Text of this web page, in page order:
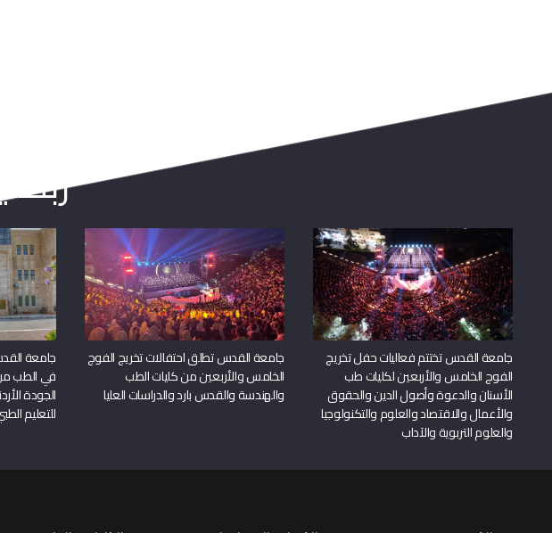
جامعة القدس تختتم فعاليات حفل تخريج
الفوج الخامس والأربعين لكليات طب
الأسنان والدعوة وأصول الدين والحقوق
والأعمال والاقتصاد والعلوم والتكنولوجيا
والعلوم التربوية والآداب
جامعة القدس تطلق احتفالات تخريج الفوج
الخامس والأربعين من كليات الطب
والهندسة والقدس بارد والدراسات العليا
جامعة
في الطب
الجودة
للتعليم